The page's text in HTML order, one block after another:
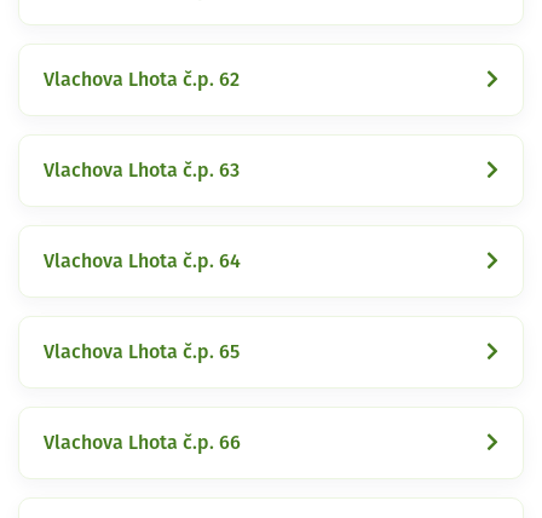
Vlachova Lhota č.p. 62
Vlachova Lhota č.p. 63
Vlachova Lhota č.p. 64
Vlachova Lhota č.p. 65
Vlachova Lhota č.p. 66